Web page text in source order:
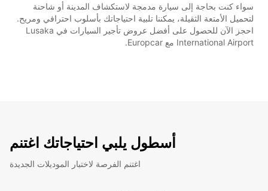
سواء كنت بحاجة إلى سيارة مدمجة لاستكشاف المدينة أو شاحنة
لتحميل الأمتعة الثقيلة، يمكننا تلبية احتياجاتك بأسلوب احترافي ومريح.
احجز الآن للحصول على أفضل عروض تأجير السيارات في Lusaka
International Airport مع Europcar.
أسطول يلبي احتياجاتك اغتنم
اغتنم الفرصة لاختبار الموديلات الجديدة